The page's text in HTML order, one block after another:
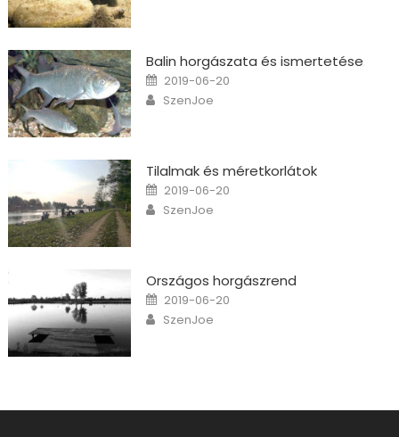
Balin horgászata és ismertetése
Posted on
2019-06-20
Author
SzenJoe
Tilalmak és méretkorlátok
Posted on
2019-06-20
Author
SzenJoe
Országos horgászrend
Posted on
2019-06-20
Author
SzenJoe